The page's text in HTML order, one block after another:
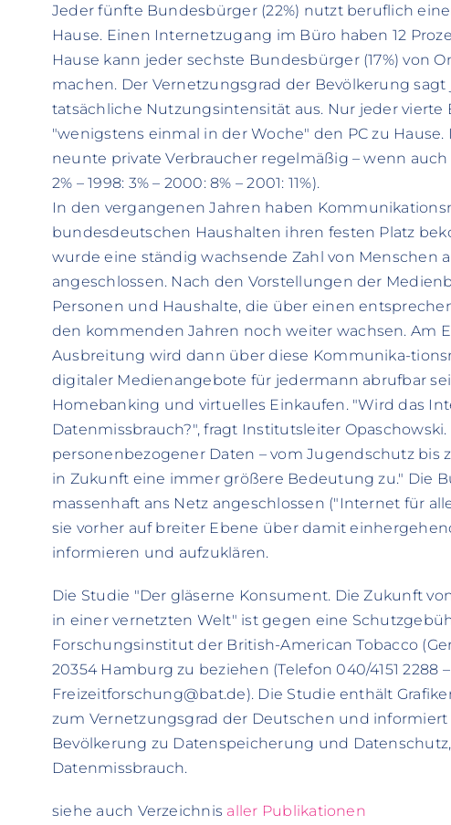
Jeder fünfte Bundesbürger (22%) nutzt beruflich
Hause. Einen Internetzugang im Büro haben 12
Hause kann jeder sechste Bundesbürger (17%) von
machen. Der Vernetzungsgrad der Bevölkerung
tatsächliche Nutzungsintensität aus. Nur jeder vierte
"wenigstens einmal in der Woche" den PC zu
neunte private Verbraucher regelmäßig – wenn
2% – 1998: 3% – 2000: 8% – 2001: 11%).
In den vergangenen Jahren haben
bundesdeutschen Haushalten ihren festen Platz
wurde eine ständig wachsende Zahl von Menschen
angeschlossen. Nach den Vorstellungen der
Personen und Haushalte, die über einen
den kommenden Jahren noch weiter wachsen. Am
Ausbreitung wird dann über diese Kommunika-
digitaler Medienangebote für jedermann abrufbar
Homebanking und virtuelles Einkaufen. "Wird das
Datenmissbrauch?", fragt Institutsleiter
personenbezogener Daten – vom Jugendschutz bis
in Zukunft eine immer größere Bedeutung zu." Die
massenhaft ans Netz angeschlossen ("Internet für
sie vorher auf breiter Ebene über damit
informieren und aufzuklären.
Die Studie "Der gläserne Konsument. Die Zukunft
in einer vernetzten Welt" ist gegen eine
Forschungsinstitut der British-American Tobacco
20354 Hamburg zu beziehen (Telefon 040/4151 2288 –
Freizeitforschung@bat.de). Die Studie enthält
zum Vernetzungsgrad der Deutschen und
Bevölkerung zu Datenspeicherung und
Datenmissbrauch.
siehe auch Verzeichnis aller Publikationen